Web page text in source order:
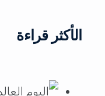
الأكثر قراءة